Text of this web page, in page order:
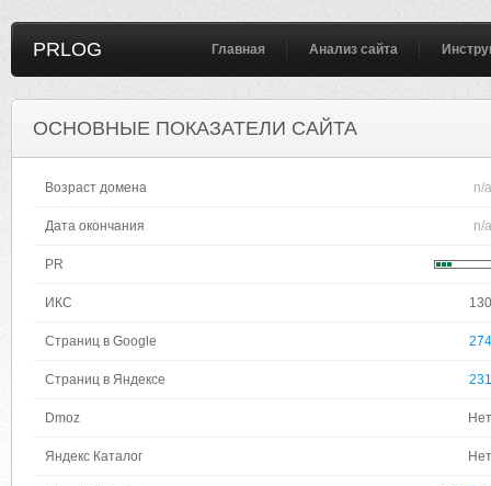
PRLOG Главная Анализ сайта
ОСНОВНЫЕ ПОКАЗАТЕЛИ САЙТА
Возраст домена n/a
Дата окончания n/a
PR
ИКС 130
Страниц в Google 274
Страниц в Яндексе 231
Dmoz Нет
Яндекс Каталог Нет